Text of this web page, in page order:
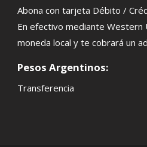
Abona con tarjeta Débito /
En efectivo mediante Western
moneda local y te cobrará un
Pesos Argentinos:
Transferencia